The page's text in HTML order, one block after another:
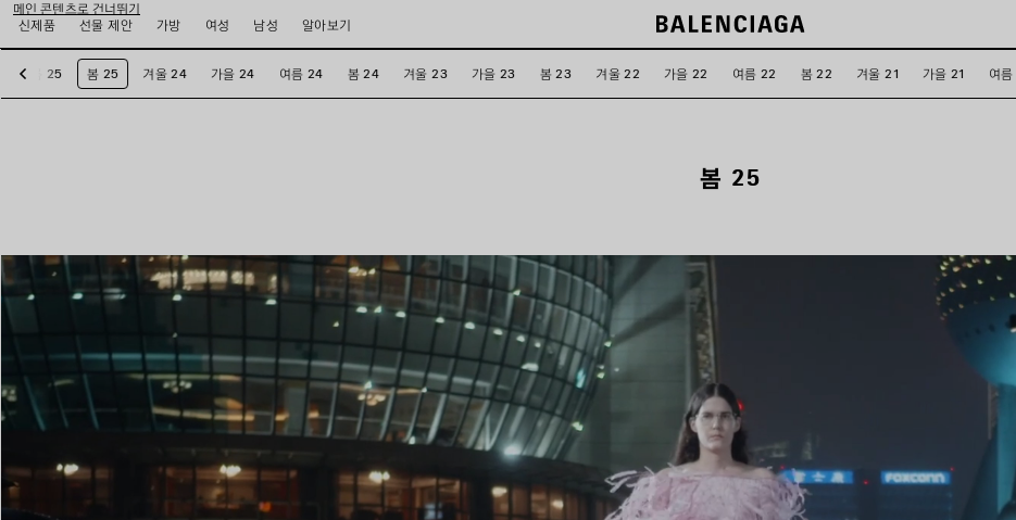
메인 콘텐츠로 건너뛰기
신제품
선물 제안 가방 여성 남성 알아보기
이
전
여름 25 봄 25 겨울 24 가을 24 여름 24 봄 24 겨울 23 가을 23 봄 23 겨울 22 가을 22 여름 22 봄 22 겨울 21 가을 21 여름
봄 25